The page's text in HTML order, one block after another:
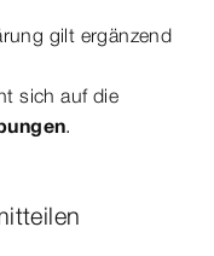
gilt ergänzend
sich auf die
.